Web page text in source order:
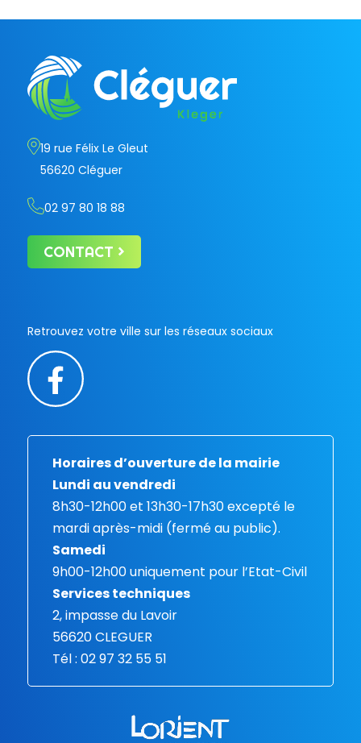
19 rue Félix Le Gleut
56620 Cléguer
02 97 80 18 88
CONTACT
Retrouvez votre ville sur les réseaux sociaux
Horaires d’ouverture de la mairie
Lundi au vendredi
8h30-12h00 et 13h30-17h30 excepté le
mardi après-midi (fermé au public).
Samedi
9h00-12h00 uniquement pour l’Etat-Civil
Services techniques
2, impasse du Lavoir
56620 CLEGUER
Tél : 02 97 32 55 51